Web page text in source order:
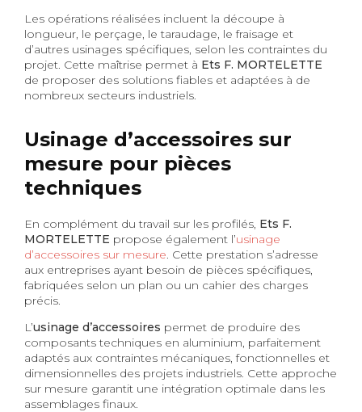
Les opérations réalisées incluent la découpe à
longueur, le perçage, le taraudage, le fraisage et
d’autres usinages spécifiques, selon les contraintes du
projet. Cette maîtrise permet à Ets F. MORTELETTE
de proposer des solutions fiables et adaptées à de
nombreux secteurs industriels.
Usinage d’accessoires sur
mesure pour pièces
techniques
En complément du travail sur les profilés, Ets F.
MORTELETTE propose également l’usinage
d’accessoires sur mesure. Cette prestation s’adresse
aux entreprises ayant besoin de pièces spécifiques,
fabriquées selon un plan ou un cahier des charges
précis.
L’usinage d’accessoires permet de produire des
composants techniques en aluminium, parfaitement
adaptés aux contraintes mécaniques, fonctionnelles et
dimensionnelles des projets industriels. Cette approche
sur mesure garantit une intégration optimale dans les
assemblages finaux.